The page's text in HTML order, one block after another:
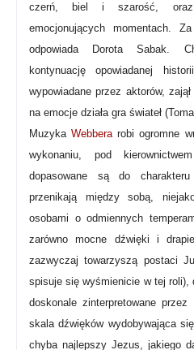
czerń, biel i szarość, oraz
emocjonujących momentach.
odpowiada Dorota Sabak.
kontynuację opowiadanej
wypowiadane przez aktorów,
na emocje działa gra świateł
MuzykaWebberarobi ogromne
wykonaniu, pod
dopasowane są do
przenikają między sobą,
osobami o odmiennych
zarówno mocne dźwięki i
zazwyczaj towarzyszą postaci
spisuje się wyśmienicie w tej roli),
doskonale zinterpretowane
skala dźwięków wydobywająca
chyba najlepszy Jezus, jakiego